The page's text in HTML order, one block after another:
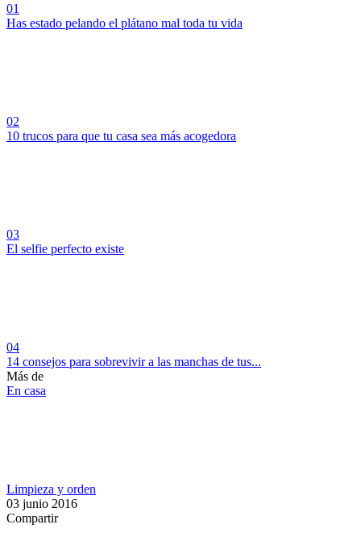
01
Has estado pelando el plátano mal toda tu vida
02
10 trucos para que tu casa sea más acogedora
03
El selfie perfecto existe
04
14 consejos para sobrevivir a las manchas de tus...
Más de
En casa
Limpieza y orden
03 junio 2016
Compartir